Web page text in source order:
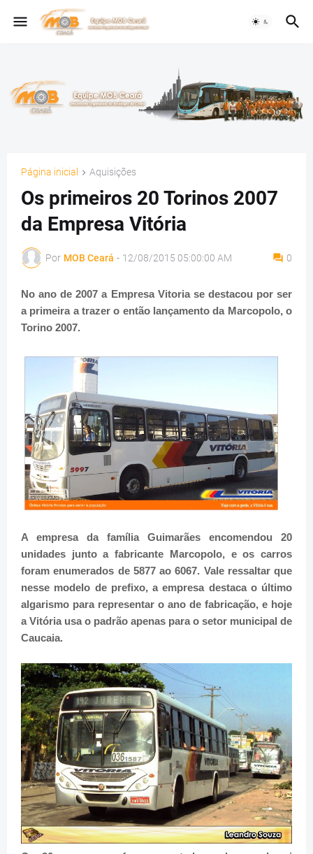
Página inicial Aquisições
Os primeiros 20 Torinos 2007
da Empresa Vitória
Por MOB Ceará - 12/08/2015 05:00:00 AM 0
No ano de 2007 a Empresa Vitoria se destacou por ser
a primeira a trazer o então lançamento da Marcopolo, o
Torino 2007.
A empresa da família Guimarães encomendou 20
unidades junto a fabricante Marcopolo, e os carros
foram enumerados de 5877 ao 6067. Vale ressaltar que
nesse modelo de prefixo, a empresa destaca o último
algarismo para representar o ano de fabricação, e hoje
a Vitória usa o padrão apenas para o setor municipal de
Caucaia.